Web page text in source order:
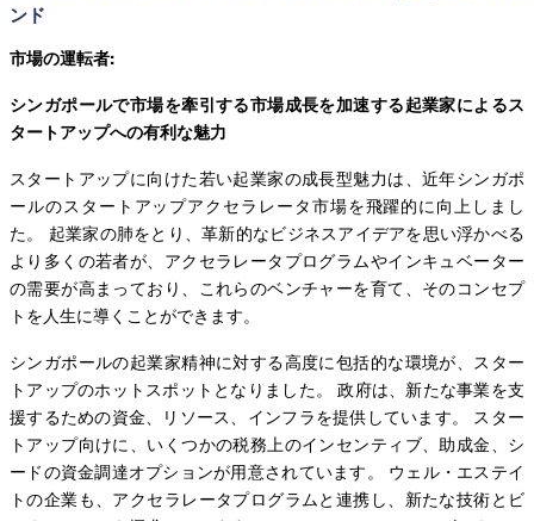
ンド
市場の運転者:
シンガポールで市場を牽引する市場成長を加速する起業家によるス
タートアップへの有利な魅力
スタートアップに向けた若い起業家の成長型魅力は、近年シンガポ
ールのスタートアップアクセラレータ市場を飛躍的に向上しまし
た。 起業家の肺をとり、革新的なビジネスアイデアを思い浮かべる
より多くの若者が、アクセラレータプログラムやインキュベーター
の需要が高まっており、これらのベンチャーを育て、そのコンセプ
トを人生に導くことができます。
シンガポールの起業家精神に対する高度に包括的な環境が、スター
トアップのホットスポットとなりました。 政府は、新たな事業を支
援するための資金、リソース、インフラを提供しています。 スター
トアップ向けに、いくつかの税務上のインセンティブ、助成金、シ
ードの資金調達オプションが用意されています。 ウェル・エステイ
トの企業も、アクセラレータプログラムと連携し、新たな技術とビ